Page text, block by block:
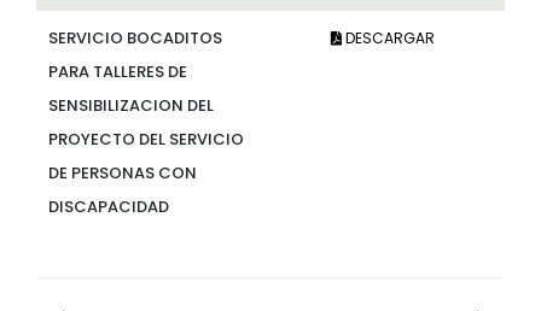
SERVICIO BOCADITOS
PARA TALLERES DE
SENSIBILIZACION DEL
PROYECTO DEL SERVICIO
DE PERSONAS CON
DISCAPACIDAD
DESCARGAR